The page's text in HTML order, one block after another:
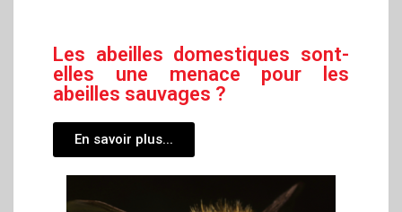
Les abeilles domestiques sont-
elles une menace pour les
abeilles sauvages ?
En savoir plus...